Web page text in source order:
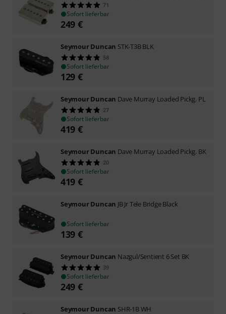
71
Sofort lieferbar
249 €
Seymour Duncan STK-T3B BLK
58
Sofort lieferbar
129 €
Seymour Duncan Dave Murray Loaded Pickg. PL
27
Sofort lieferbar
419 €
Seymour Duncan Dave Murray Loaded Pickg. BK
20
Sofort lieferbar
419 €
Seymour Duncan JB Jr Tele Bridge Black
Sofort lieferbar
139 €
Seymour Duncan Nazgul/Sentient 6 Set BK
39
Sofort lieferbar
249 €
Seymour Duncan SHR-1B WH